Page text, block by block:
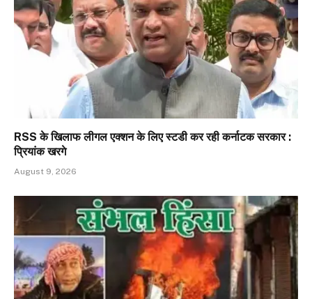
RSS के खिलाफ लीगल एक्शन के लिए स्टडी कर रही कर्नाटक सरकार :
प्रियांक खरगे
August 9, 2026